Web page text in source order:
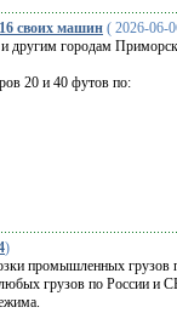
своих машин ( 2026-06-
другим городам
20 и 40 футов по:
)
промышленных грузов
грузов по России и